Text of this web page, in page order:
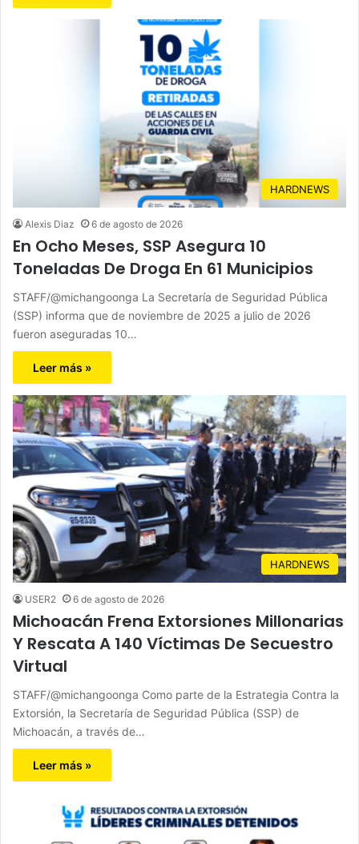
HARDNEWS
Alexis Diaz 6 de agosto de 2026
En Ocho Meses, SSP Asegura 10
Toneladas De Droga En 61 Municipios
STAFF/@michangoonga La Secretaría de Seguridad Pública
(SSP) informa que de noviembre de 2025 a julio de 2026
fueron aseguradas 10…
Leer más »
HARDNEWS
USER2 6 de agosto de 2026
Michoacán Frena Extorsiones Millonarias
Y Rescata A 140 Víctimas De Secuestro
Virtual
STAFF/@michangoonga Como parte de la Estrategia Contra la
Extorsión, la Secretaría de Seguridad Pública (SSP) de
Michoacán, a través de…
Leer más »